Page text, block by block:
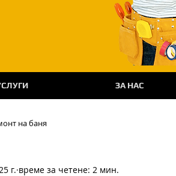
ЗА НАС
на баня
г. време за четене: 2 мин.